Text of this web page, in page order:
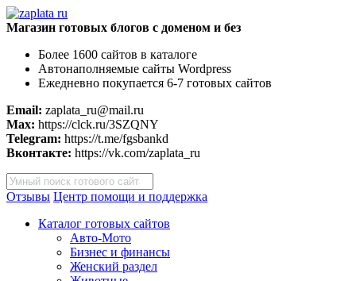
Магазин готовых блогов с доменом и без
Более 1600 сайтов в каталоге
Автонаполняемые сайты Wordpress
Ежедневно покупается 6-7 готовых сайтов
Email: zaplata_ru@mail.ru
Max: https://clck.ru/3SZQNY
Telegram: https://t.me/fgsbankd
Вконтакте: https://vk.com/zaplata_ru
Поиск
товаров
Отзывы Центр помощи и поддержка
Каталог готовых сайтов
Авто-Мото
Бизнес и финансы
Женский раздел